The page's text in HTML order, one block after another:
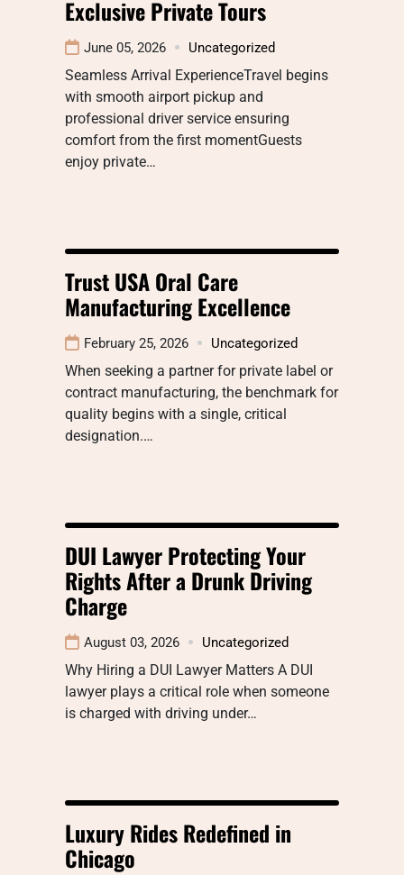
Exclusive Private Tours
June 05, 2026 Uncategorized
Seamless Arrival ExperienceTravel begins
with smooth airport pickup and
professional driver service ensuring
comfort from the first momentGuests
enjoy private…
Trust USA Oral Care
Manufacturing Excellence
February 25, 2026 Uncategorized
When seeking a partner for private label or
contract manufacturing, the benchmark for
quality begins with a single, critical
designation.…
DUI Lawyer Protecting Your
Rights After a Drunk Driving
Charge
August 03, 2026 Uncategorized
Why Hiring a DUI Lawyer Matters A DUI
lawyer plays a critical role when someone
is charged with driving under…
Luxury Rides Redefined in
Chicago